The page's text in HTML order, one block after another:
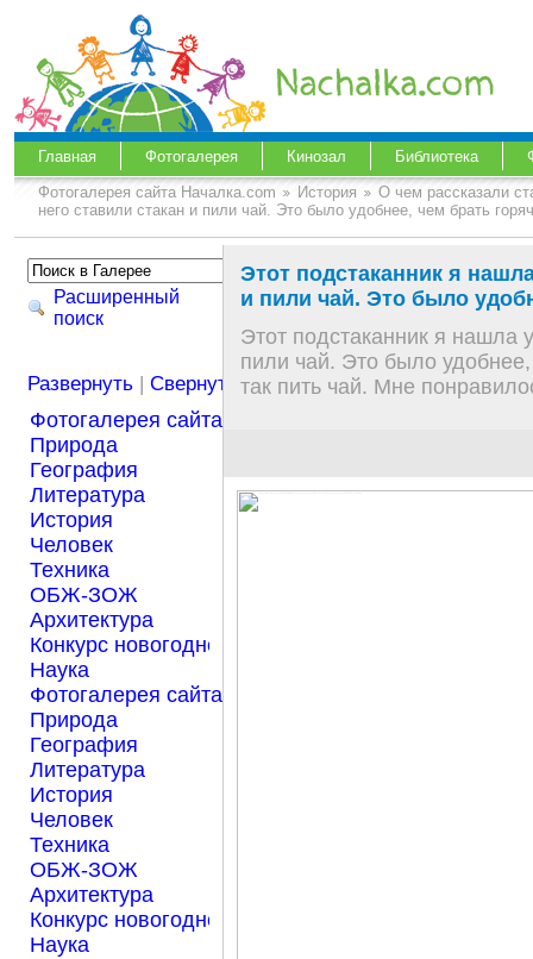
Главная Фотогалерея Кинозал Библиотека
Фотогалерея сайта Началка.com История
О чем рассказали
него ставили стакан и пили чай. Это было удобнее, чем брать
Расширенный
поиск
Развернуть |Свернуть
Фотогалерея сайта Началка.com
Природа
География
Литература
История
Человек
Техника
ОБЖ-ЗОЖ
Архитектура
Конкурс новогодней открытки "Нарисуем Новый
Наука
Фотогалерея сайта Началка.com
Природа
География
Литература
История
Человек
Техника
ОБЖ-ЗОЖ
Архитектура
Конкурс новогодней открытки "Нарисуем Новый
Наука
Этот подстаканник я
и пили чай. Это было
Этот подстаканник я нашла
пили чай. Это было
так пить чай. Мне